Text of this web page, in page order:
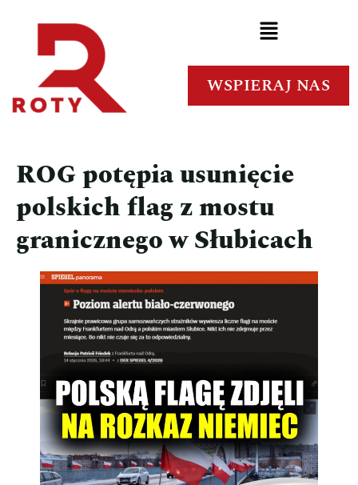
WSPIERAJ NAS
ROG potępia usunięcie
polskich flag z mostu
granicznego w Słubicach